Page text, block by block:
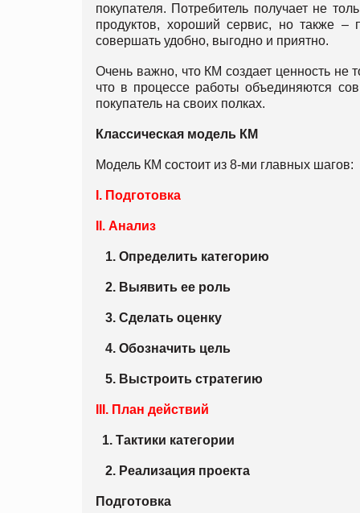
покупателя. Потребитель получает не
продуктов, хороший сервис, но также –
совершать удобно, выгодно и приятно.
Очень важно, что КМ создает ценность не
что в процессе работы объединяются
покупатель на своих полках.
Классическая модель КМ
Модель КМ состоит из 8-ми главных шагов:
I. Подготовка
II. Анализ
1. Определить категорию
2. Выявить ее роль
3. Сделать оценку
4. Обозначить цель
5. Выстроить стратегию
III. План действий
1. Тактики категории
2. Реализация проекта
Подготовка